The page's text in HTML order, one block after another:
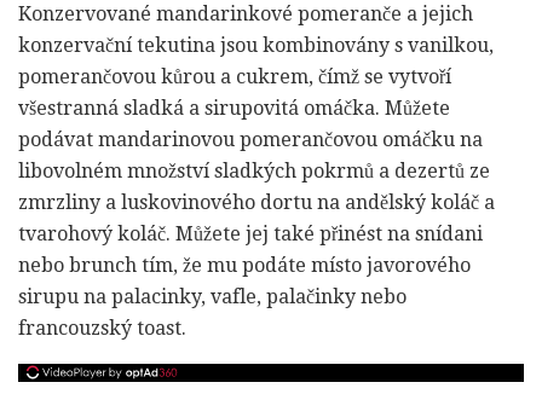
Konzervované mandarinkové pomeranče a jejich
konzervační tekutina jsou kombinovány s vanilkou,
pomerančovou kůrou a cukrem, čímž se vytvoří
všestranná sladká a sirupovitá omáčka. Můžete
podávat mandarinovou pomerančovou omáčku na
libovolném množství sladkých pokrmů a dezertů ze
zmrzliny a luskovinového dortu na andělský koláč a
tvarohový koláč. Můžete jej také přinést na snídani
nebo brunch tím, že mu podáte místo javorového
sirupu na palacinky, vafle, palačinky nebo
francouzský toast.